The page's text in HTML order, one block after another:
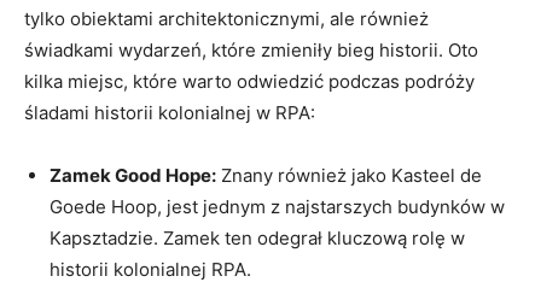
tylko ⁢obiektami architektonicznymi, ale również
świadkami wydarzeń, które zmieniły ‌bieg historii. Oto
kilka miejsc, które warto odwiedzić podczas podróży
śladami historii kolonialnej w RPA:
Zamek Good⁢ Hope: ‍Znany również jako Kasteel ‍de⁣
Goede Hoop, jest jednym z najstarszych budynków w
Kapsztadzie. Zamek ten odegrał kluczową rolę w
‍historii kolonialnej RPA.